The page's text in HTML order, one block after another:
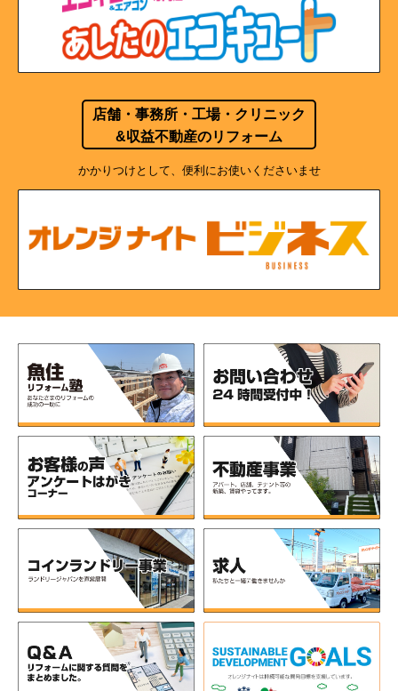
店舗・事務所・工場・クリニック
&収益不動産のリフォーム
かかりつけとして、便利にお使いくださいませ